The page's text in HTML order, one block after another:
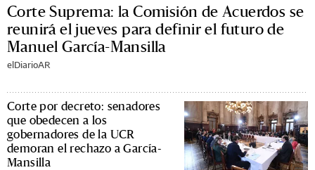
Corte Suprema: la Comisión de Acuerdos se
reunirá el jueves para definir el futuro de
Manuel García-Mansilla
elDiarioAR
Corte por decreto: senadores
que obedecen a los
gobernadores de la UCR
demoran el rechazo a García-
Mansilla